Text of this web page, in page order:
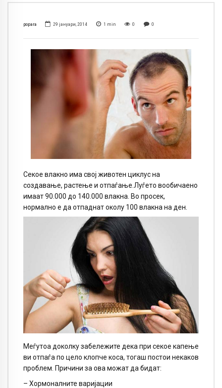
popara 29 јануари, 2014 1 min 0 0
Секое влакно има свој животен циклус на
создавање, растење и отпаѓање.Луѓето вообичаено
имаат 90.000 до 140.000 влакна. Во просек,
нормално е да отпаднат околу 100 влакна на ден.
Меѓутоа доколку забележите дека при секое капење
ви отпаѓа по цело клопче коса, тогаш постои некаков
проблем. Причини за ова мoжат да бидат:
– Хормоналните варијации